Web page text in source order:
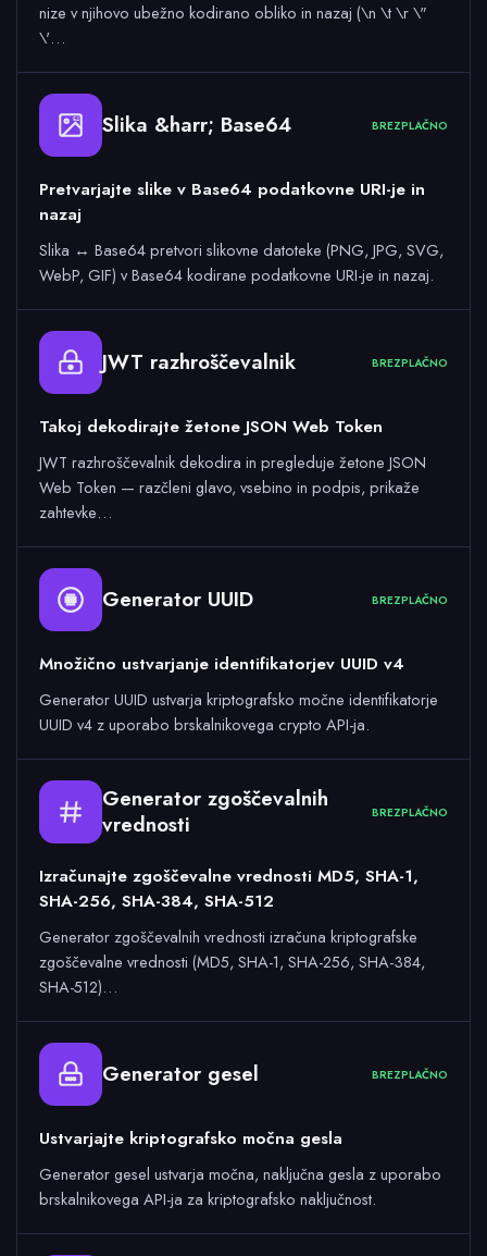
nize v njihovo ubežno kodirano obliko in nazaj (\n \t \r \"
\'…
64 Slika &harr; Base64 BREZPLAČNO
Pretvarjajte slike v Base64 podatkovne URI-je in
nazaj
Slika ↔ Base64 pretvori slikovne datoteke (PNG, JPG, SVG,
WebP, GIF) v Base64 kodirane podatkovne URI-je in nazaj.
JWT razhroščevalnik BREZPLAČNO
Takoj dekodirajte žetone JSON Web Token
JWT razhroščevalnik dekodira in pregleduje žetone JSON
Web Token — razčleni glavo, vsebino in podpis, prikaže
zahtevke…
Generator UUID BREZPLAČNO
Množično ustvarjanje identifikatorjev UUID v4
Generator UUID ustvarja kriptografsko močne identifikatorje
UUID v4 z uporabo brskalnikovega crypto API-ja.
Generator zgoščevalnih
vrednosti
BREZPLAČNO
Izračunajte zgoščevalne vrednosti MD5, SHA-1,
SHA-256, SHA-384, SHA-512
Generator zgoščevalnih vrednosti izračuna kriptografske
zgoščevalne vrednosti (MD5, SHA-1, SHA-256, SHA-384,
SHA-512)…
Generator gesel BREZPLAČNO
Ustvarjajte kriptografsko močna gesla
Generator gesel ustvarja močna, naključna gesla z uporabo
brskalnikovega API-ja za kriptografsko naključnost.